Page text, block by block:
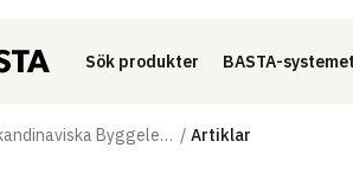
Sök produkter BASTA-systemet
Skandinaviska Byggelement AB Artiklar